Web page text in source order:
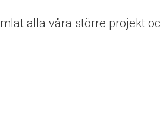
alla våra större projekt